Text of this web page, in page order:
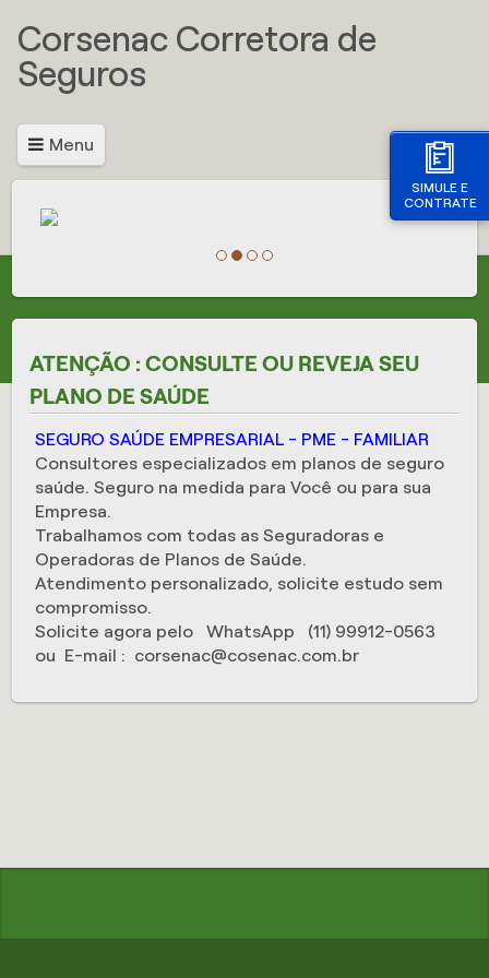
SIMULE E
CONTRATE
Corsenac Corretora de
Seguros
Menu
ATENÇÃO : CONSULTE OU REVEJA SEU
PLANO DE SAÚDE
SEGURO SAÚDE EMPRESARIAL - PME - FAMILIAR
Consultores especializados em planos de seguro
saúde. Seguro na medida para Você ou para sua
Empresa.
Trabalhamos com todas as Seguradoras e
Operadoras de Planos de Saúde.
Atendimento personalizado, solicite estudo sem
compromisso.
Solicite agora pelo WhatsApp (11) 99912-0563
ou E-mail : corsenac@cosenac.com.br